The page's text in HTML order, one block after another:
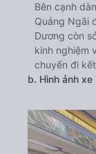
Bên cạnh
Quảng Ngãi
Dương còn
kinh nghiệm
chuyến đi
b. Hình ảnh